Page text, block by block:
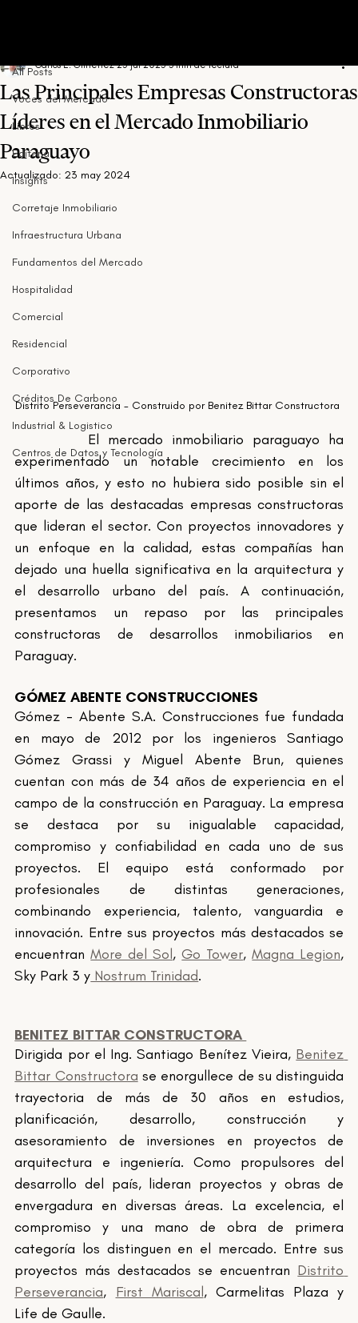
All Posts
Voces del Mercado
Libros
Editorial
Insights
Corretaje Inmobiliario
Infraestructura Urbana
Fundamentos del Mercado
Hospitalidad
Comercial
Residencial
Corporativo
Créditos De Carbono
Industrial & Logistico
Centros de Datos y Tecnología
Las Principales Empresas Constructoras
Líderes en el Mercado Inmobiliario
Paraguayo
Carlos E. Gimenez 25 jul 2023 3 min de lectura
Actualizado:23 may 2024
Distrito Perseverancia - Construido por Benitez Bittar Constructora
experimentado un notable crecimiento en los
últimos años, y esto no hubiera sido posible sin el
aporte de las destacadas empresas constructoras
que lideran el sector. Con proyectos innovadores y
un enfoque en la calidad, estas compañías han
dejado una huella significativa en la arquitectura y
el desarrollo urbano del país. A continuación,
presentamos un repaso por las principales
constructoras de desarrollos inmobiliarios en
Paraguay.
GÓMEZ ABENTE CONSTRUCCIONES
Gómez - Abente S.A. Construcciones fue fundada
en mayo de 2012 por los ingenieros Santiago
Gómez Grassi y Miguel Abente Brun, quienes
cuentan con más de 34 años de experiencia en el
campo de la construcción en Paraguay. La empresa
se destaca por su inigualable capacidad,
compromiso y confiabilidad en cada uno de sus
proyectos. El equipo está conformado por
profesionales de distintas generaciones,
combinando experiencia, talento, vanguardia e
innovación. Entre sus proyectos más destacados se
encuentran More del Sol, Go Tower, Magna Legion,
Sky Park 3 y Nostrum Trinidad.
BENITEZ BITTAR CONSTRUCTORA
Dirigida por el Ing. Santiago Benítez Vieira, Benitez
Bittar Constructora se enorgullece de su distinguida
trayectoria de más de 30 años en estudios,
planificación, desarrollo, construcción y
asesoramiento de inversiones en proyectos de
arquitectura e ingeniería. Como propulsores del
desarrollo del país, lideran proyectos y obras de
envergadura en diversas áreas. La excelencia, el
compromiso y una mano de obra de primera
categoría los distinguen en el mercado. Entre sus
proyectos más destacados se encuentran Distrito
Perseverancia, First Mariscal, Carmelitas Plaza y
Life de Gaulle.